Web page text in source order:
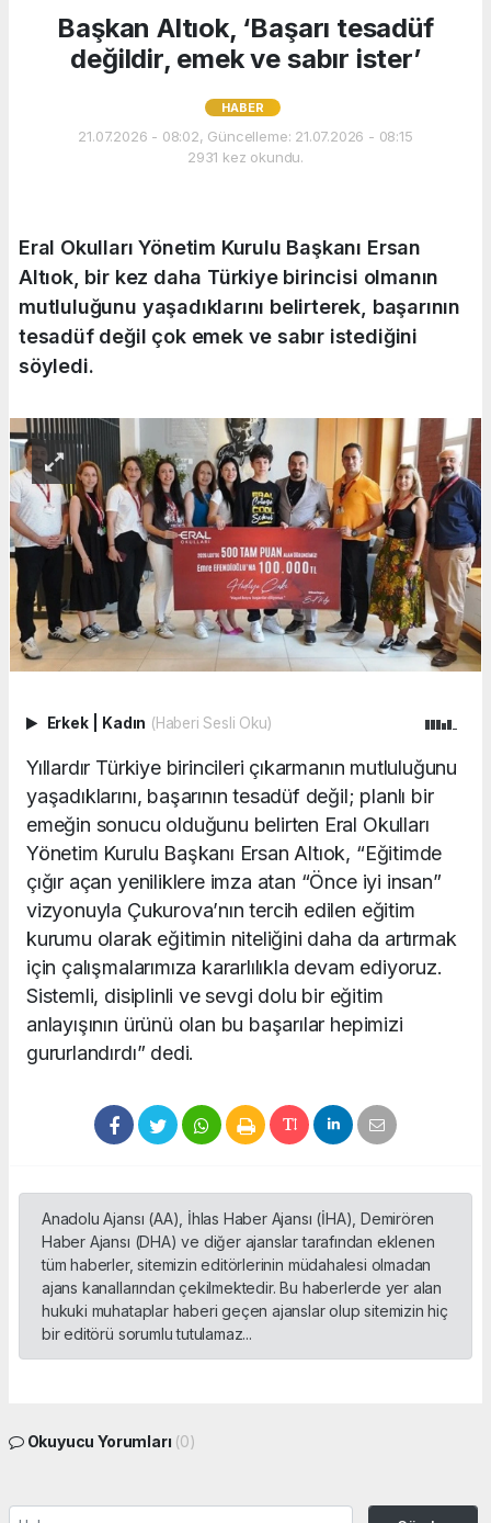
Başkan Altıok, ‘Başarı tesadüf
değildir, emek ve sabır ister’
HABER
21.07.2026 - 08:02, Güncelleme: 21.07.2026 - 08:15
2931 kez okundu.
Eral Okulları Yönetim Kurulu Başkanı Ersan
Altıok, bir kez daha Türkiye birincisi olmanın
mutluluğunu yaşadıklarını belirterek, başarının
tesadüf değil çok emek ve sabır istediğini
söyledi.
Erkek Kadın (Haberi Sesli Oku)
Yıllardır Türkiye birincileri çıkarmanın mutluluğunu
yaşadıklarını, başarının tesadüf değil; planlı bir
emeğin sonucu olduğunu belirten Eral Okulları
Yönetim Kurulu Başkanı Ersan Altıok, “Eğitimde
çığır açan yeniliklere imza atan “Önce iyi insan”
vizyonuyla Çukurova’nın tercih edilen eğitim
kurumu olarak eğitimin niteliğini daha da artırmak
için çalışmalarımıza kararlılıkla devam ediyoruz.
Sistemli, disiplinli ve sevgi dolu bir eğitim
anlayışının ürünü olan bu başarılar hepimizi
gururlandırdı” dedi.
Anadolu Ajansı (AA), İhlas Haber Ajansı (İHA), Demirören
Haber Ajansı (DHA) ve diğer ajanslar tarafından eklenen
tüm haberler, sitemizin editörlerinin müdahalesi olmadan
ajans kanallarından çekilmektedir. Bu haberlerde yer alan
hukuki muhataplar haberi geçen ajanslar olup sitemizin hiç
bir editörü sorumlu tutulamaz...
Okuyucu Yorumları (0)